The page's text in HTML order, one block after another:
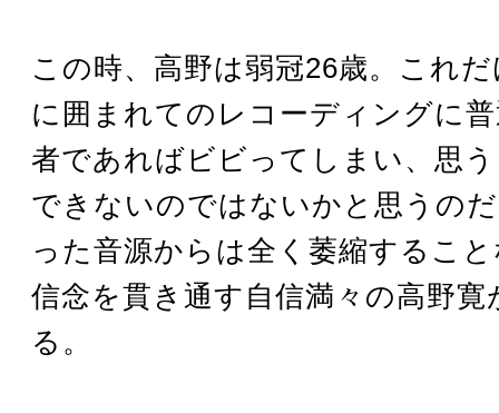
この時、高野は弱冠26歳。これ
に囲まれてのレコーディングに
者であればビビってしまい、思
できないのではないかと思うの
った音源からは全く萎縮するこ
信念を貫き通す自信満々の高野
る。